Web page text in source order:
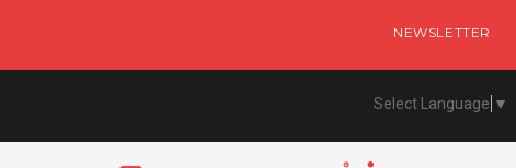
NEWSLETTER
Select Language ▼